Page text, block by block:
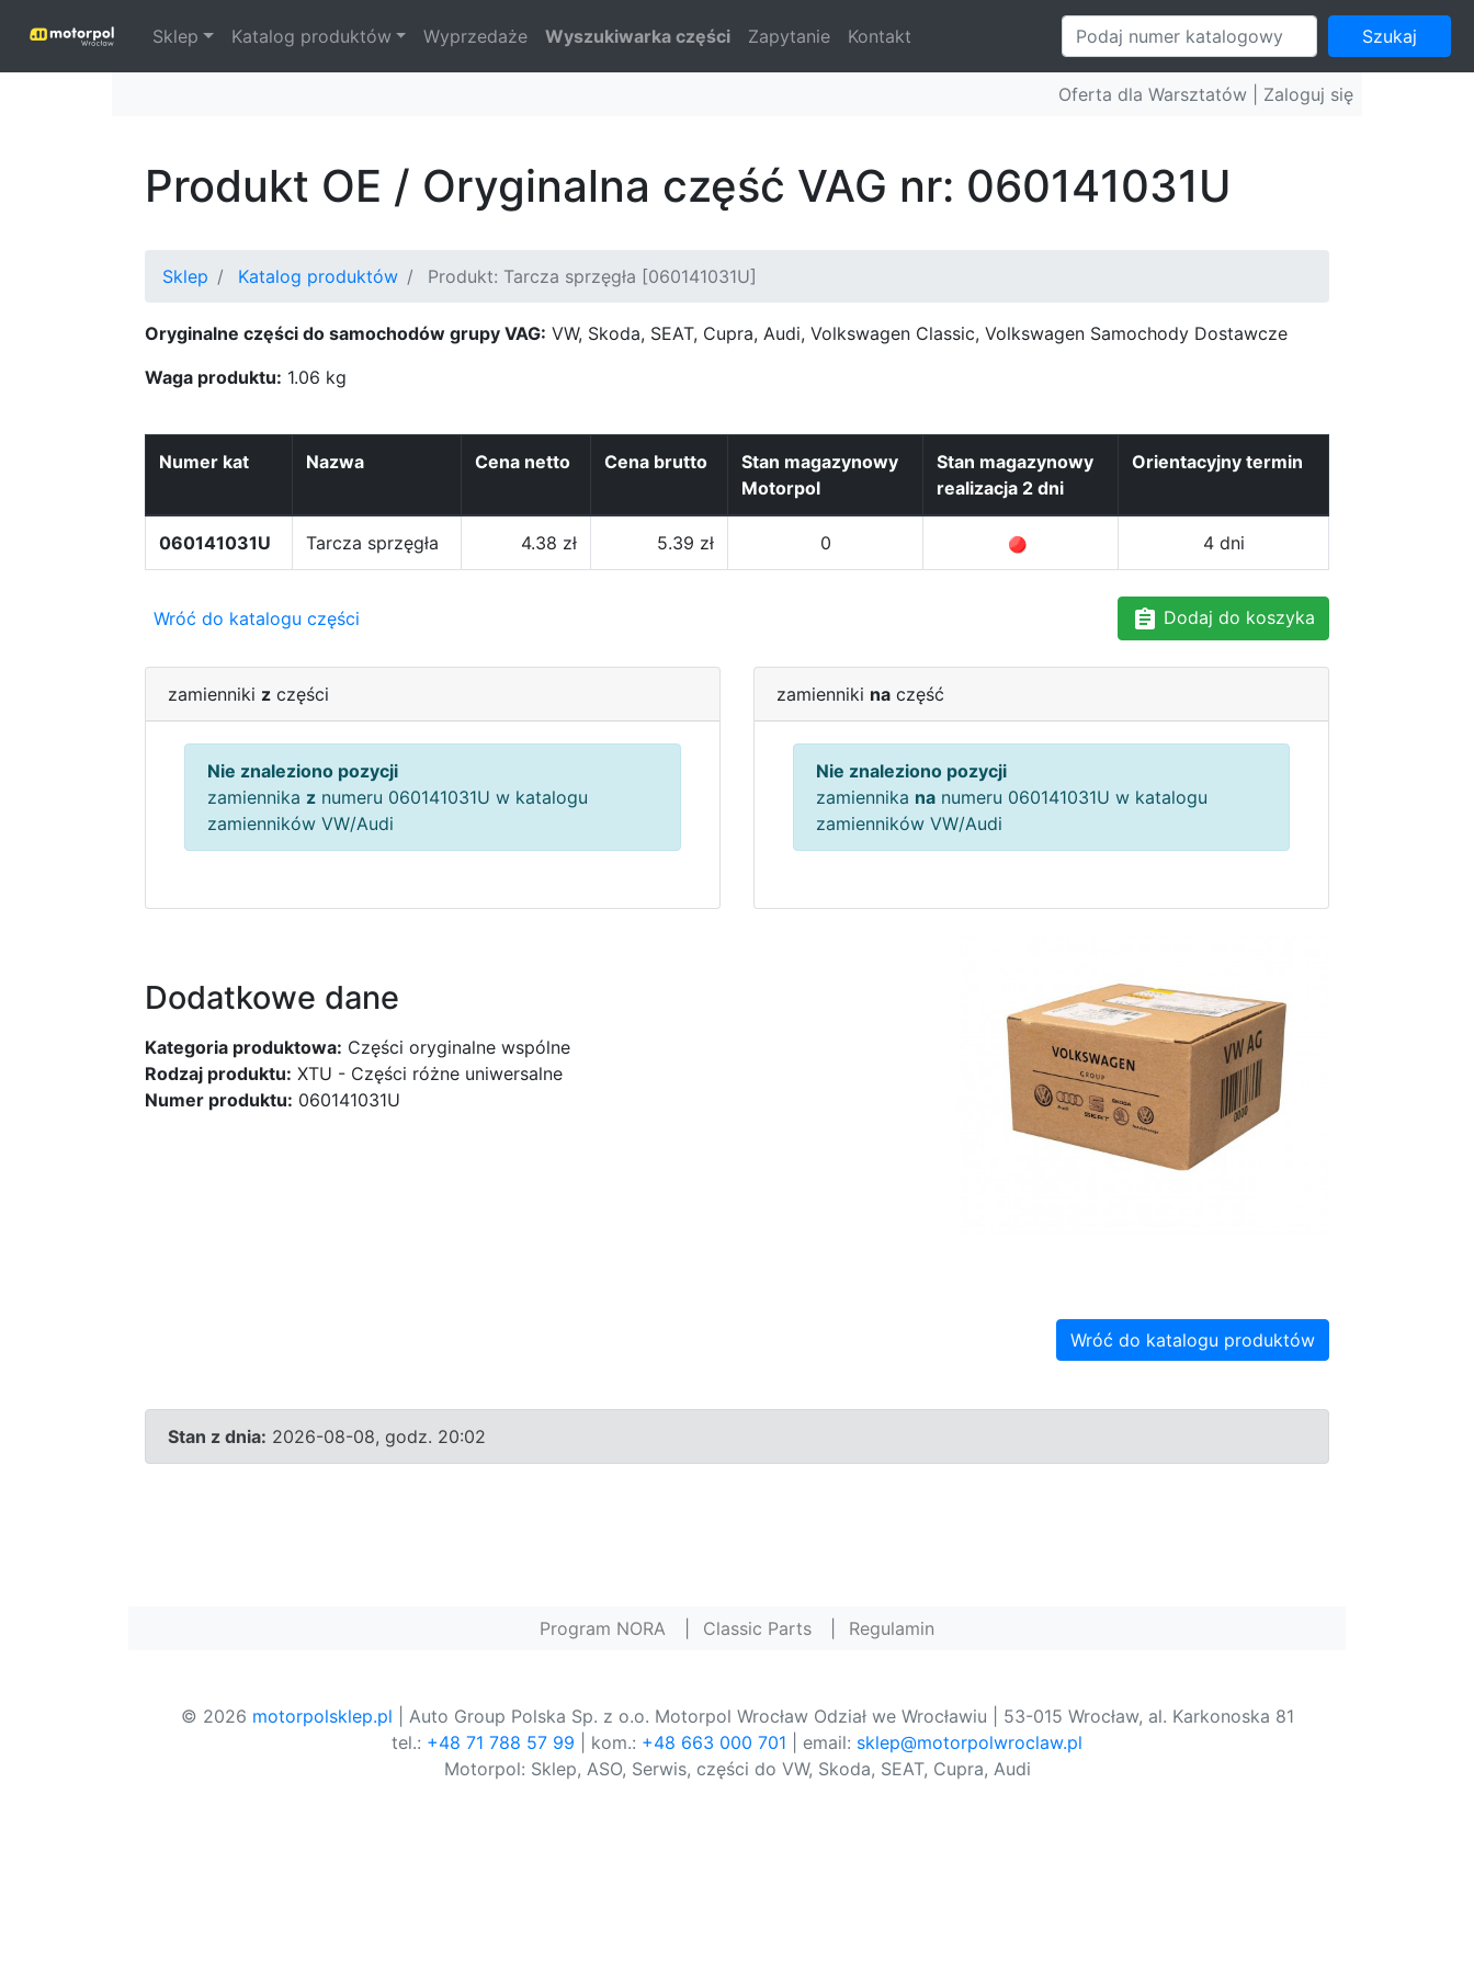
Sklep Katalog produktów Wyprzedaże Wyszukiwarka części Zapytanie Kontakt Szukaj
Oferta dla Warsztatów | Zaloguj się
Produkt OE / Oryginalna część VAG nr: 060141031U
Sklep Katalog produktów Produkt: Tarcza sprzęgła [060141031U]
Oryginalne części do samochodów grupy VAG: VW, Skoda, SEAT, Cupra, Audi, Volkswagen Classic, Volkswagen Samochody Dostawcze
Waga produktu: 1.06 kg
Numer kat Nazwa Cena netto Cena brutto
Stan magazynowy
Motorpol
Stan magazynowy
realizacja 2 dni
Orientacyjny termin
060141031U Tarcza sprzęgła 4.38 zł 5.39 zł 0 4 dni
Wróć do katalogu części Dodaj do koszyka
zamienniki z części
Nie znaleziono pozycji
zamiennika z numeru 060141031U w katalogu
zamienników VW/Audi
zamienniki na część
Nie znaleziono pozycji
zamiennika na numeru 060141031U w katalogu
zamienników VW/Audi
Dodatkowe dane
Kategoria produktowa: Części oryginalne wspólne
Rodzaj produktu: XTU - Części różne uniwersalne
Numer produktu: 060141031U
Wróć do katalogu produktów
Stan z dnia: 2026-08-08, godz. 20:02
Program NORA Classic Parts Regulamin
© 2026 motorpolsklep.pl | Auto Group Polska Sp. z o.o. Motorpol Wrocław Odział we Wrocławiu | 53-015 Wrocław, al. Karkonoska 81
tel.: +48 71 788 57 99 | kom.: +48 663 000 701 | email: sklep@motorpolwroclaw.pl
Motorpol: Sklep, ASO, Serwis, części do VW, Skoda, SEAT, Cupra, Audi